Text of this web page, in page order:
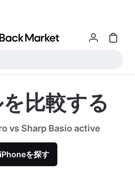
比較する
vs Sharp Basio active
iPhoneを探す